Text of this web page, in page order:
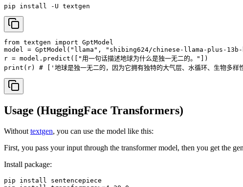
pip install -U textgen
from textgen import GptModel
model = GptModel("llama", "shibing624/chinese-llama-plus-
r = model.predict(["用一句话描述地球为什么是独一无二的。"])
print(r) # ['地球是独一无二的，因为它拥有独特的大气层、水循环、生物多样性
Usage (HuggingFace Transformers)
Without textgen, you can use the model like this:
First, you pass your input through the transformer model, then you get the
Install package:
pip install sentencepiece